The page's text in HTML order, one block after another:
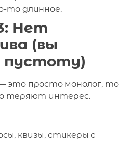
то длинное.
Нет
(вы
пустоту)
это просто монолог, то
теряют интерес.
квизы, стикеры с